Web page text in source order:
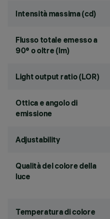
Intensità massima (cd)
Flusso totale emesso a
90° o oltre (lm)
Light output ratio (LOR)
Ottica e angolo di
emissione
Adjustability
Qualità del colore della
luce
Temperatura di colore